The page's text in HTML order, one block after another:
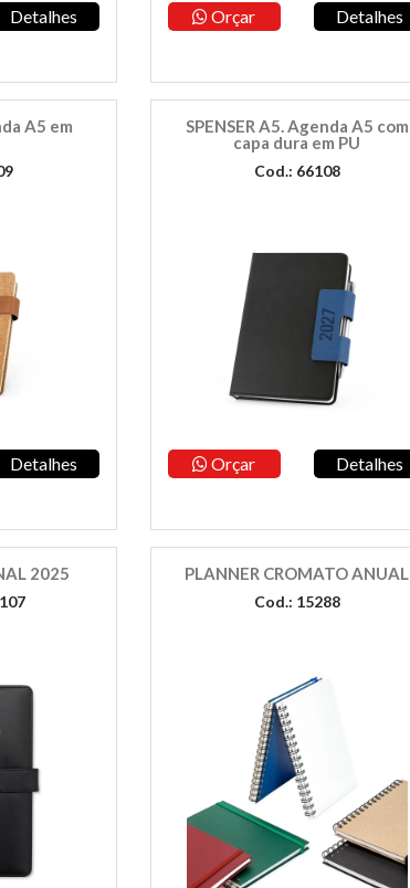
Detalhes Orçar Detalhes
A5 em
Detalhes
SPENSER A5. Agenda A5 com
capa dura em PU
Cod.: 66108
Orçar Detalhes
2025 PLANNER CROMATO ANUAL
Cod.: 15288